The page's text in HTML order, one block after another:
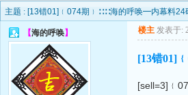
主题 : [13错01]﹛074期﹜∷∷海的呼唤━内幕料
【海的呼唤】 楼主 发表于:
[13错